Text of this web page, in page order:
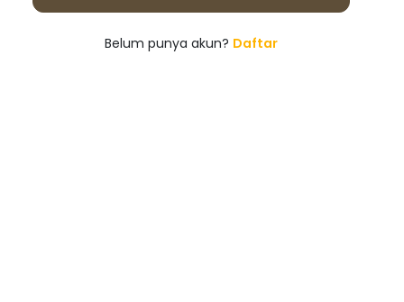
Belum punya akun? Daftar